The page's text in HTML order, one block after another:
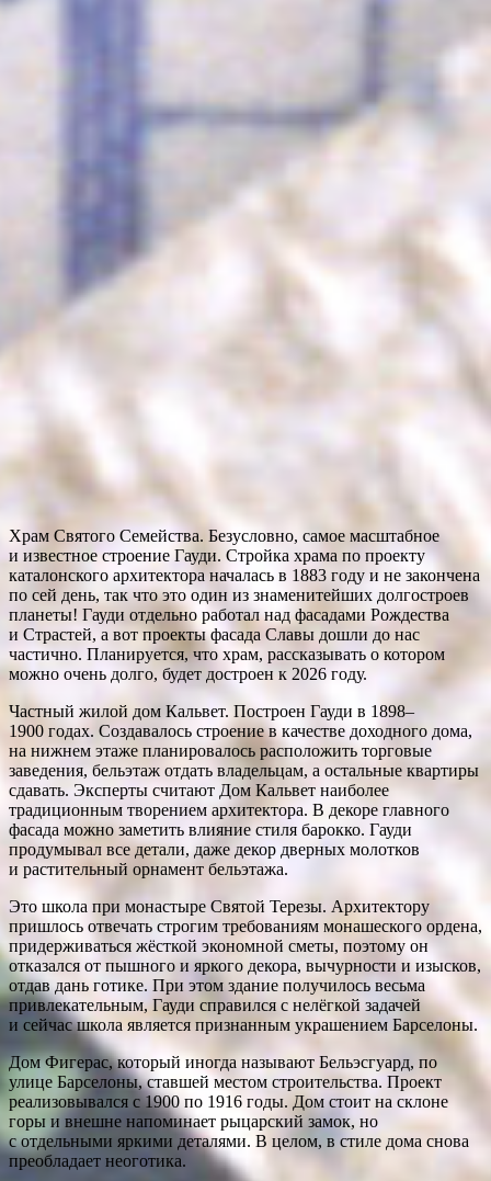
Храм Святого Семейства. Безусловно, самое масштабное
и известное строение Гауди. Стройка храма по проекту
каталонского архитектора началась в 1883 году и не закончена
по сей день, так что это один из знаменитейших долгостроев
планеты! Гауди отдельно работал над фасадами Рождества
и Страстей, а вот проекты фасада Славы дошли до нас
частично. Планируется, что храм, рассказывать о котором
можно очень долго, будет достроен к 2026 году.
Частный жилой дом Кальвет. Построен Гауди в 1898–
1900 годах. Создавалось строение в качестве доходного дома,
на нижнем этаже планировалось расположить торговые
заведения, бельэтаж отдать владельцам, а остальные квартиры
сдавать. Эксперты считают Дом Кальвет наиболее
традиционным творением архитектора. В декоре главного
фасада можно заметить влияние стиля барокко. Гауди
продумывал все детали, даже декор дверных молотков
и растительный орнамент бельэтажа.
Это школа при монастыре Святой Терезы. Архитектору
пришлось отвечать строгим требованиям монашеского ордена,
придерживаться жёсткой экономной сметы, поэтому он
отказался от пышного и яркого декора, вычурности и изысков,
отдав дань готике. При этом здание получилось весьма
привлекательным, Гауди справился с нелёгкой задачей
и сейчас школа является признанным украшением Барселоны.
Дом Фигерас, который иногда называют Бельэсгуард, по
улице Барселоны, ставшей местом строительства. Проект
реализовывался с 1900 по 1916 годы. Дом стоит на склоне
горы и внешне напоминает рыцарский замок, но
с отдельными яркими деталями. В целом, в стиле дома снова
преобладает неоготика.